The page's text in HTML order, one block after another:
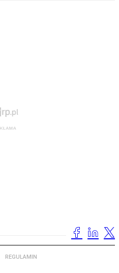
REGULAMIN